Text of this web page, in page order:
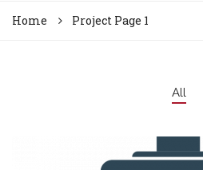
Home Project Page 1
All